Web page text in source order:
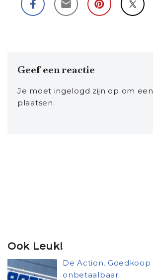
Geef een reactie
Je moet ingelogd zijn op om
plaatsen.
Ook Leuk!
De Action. Goedkoop
onbetaalbaar